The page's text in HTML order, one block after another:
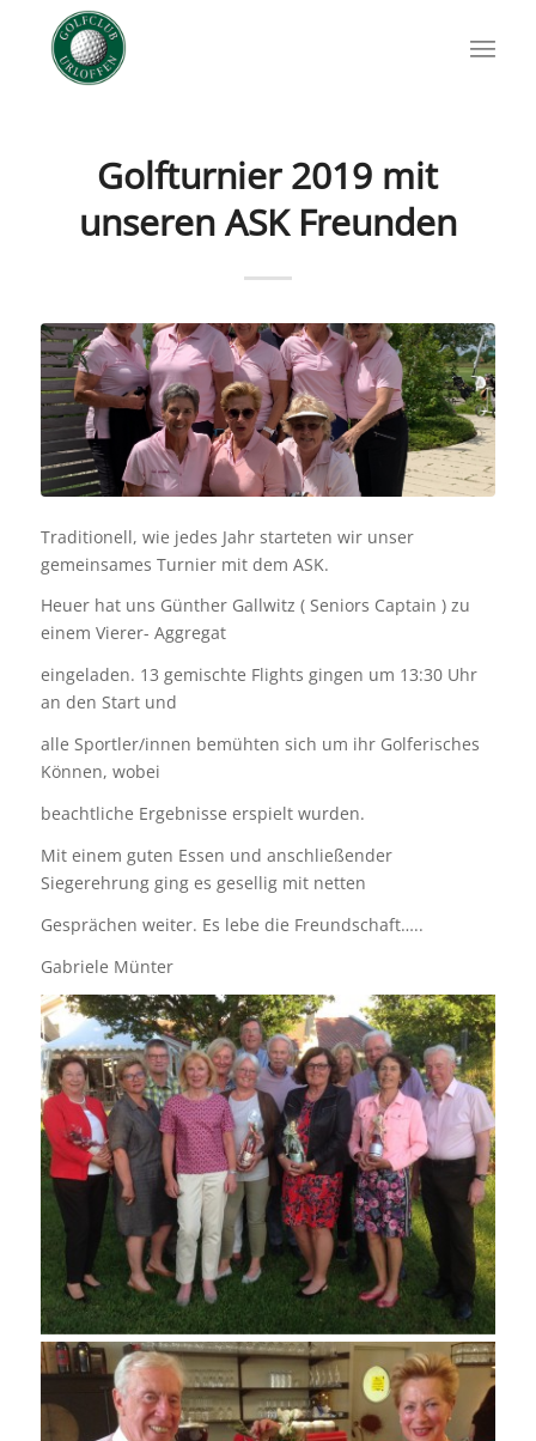
Golfturnier 2019 mit
unseren ASK Freunden
Traditionell, wie jedes Jahr starteten wir unser
gemeinsames Turnier mit dem ASK.
Heuer hat uns Günther Gallwitz ( Seniors Captain ) zu
einem Vierer- Aggregat
eingeladen. 13 gemischte Flights gingen um 13:30 Uhr
an den Start und
alle Sportler/innen bemühten sich um ihr Golferisches
Können, wobei
beachtliche Ergebnisse erspielt wurden.
Mit einem guten Essen und anschließender
Siegerehrung ging es gesellig mit netten
Gesprächen weiter. Es lebe die Freundschaft…..
Gabriele Münter